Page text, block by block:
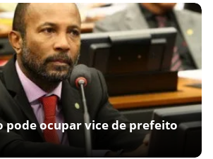
pode ocupar vice de prefeito